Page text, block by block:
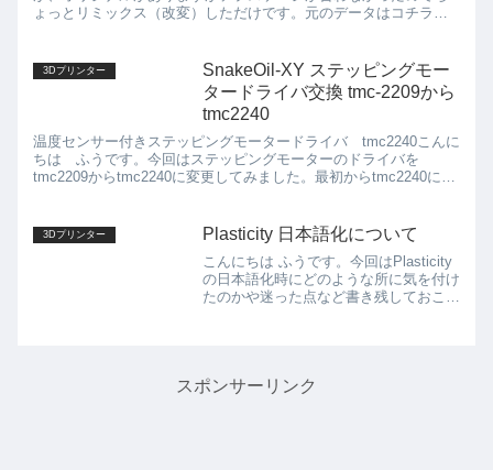
ょっとリミックス（改変）しただけです。元のデータはコチラ
3Dプリンター
SnakeOil-XY ステッピングモー
タードライバ交換 tmc-2209から
tmc2240
温度センサー付きステッピングモータードライバ tmc2240こんに
ちは ふうです。今回はステッピングモーターのドライバを
tmc2209からtmc2240に変更してみました。最初からtmc2240にし
3Dプリンター Plasticity 日本語化について
こんにちは ふうです。今回はPlasticity
の日本語化時にどのような所に気を付け
たのかや迷った点など書き残しておこう
スポンサーリンク